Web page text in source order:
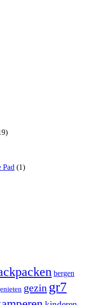
Pad (1)
bergen
gezin gr7